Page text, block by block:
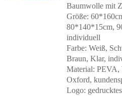
Baumwolle mit
Größe:
80*140*15cm,
individuell
Farbe: Weiß,
Braun, Klar,
Material: PEVA,
Oxford,
Logo: